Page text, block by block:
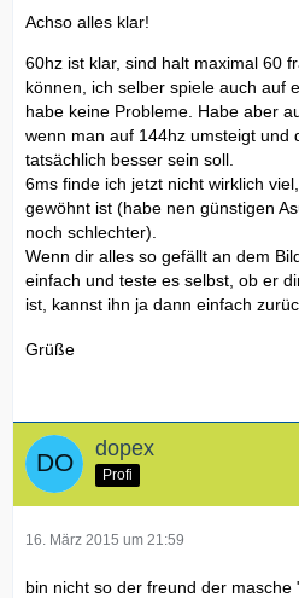
Achso alles klar!
60hz ist klar, sind halt maximal 60
können, ich selber spiele auch auf
habe keine Probleme. Habe aber
wenn man auf 144hz umsteigt und
tatsächlich besser sein soll.
6ms finde ich jetzt nicht wirklich
gewöhnt ist (habe nen günstigen
noch schlechter).
Wenn dir alles so gefällt an dem
einfach und teste es selbst, ob er
ist, kannst ihn ja dann einfach
Grüße
dopex
Profi
16. März 2015 um 21:59
bin nicht so der freund der